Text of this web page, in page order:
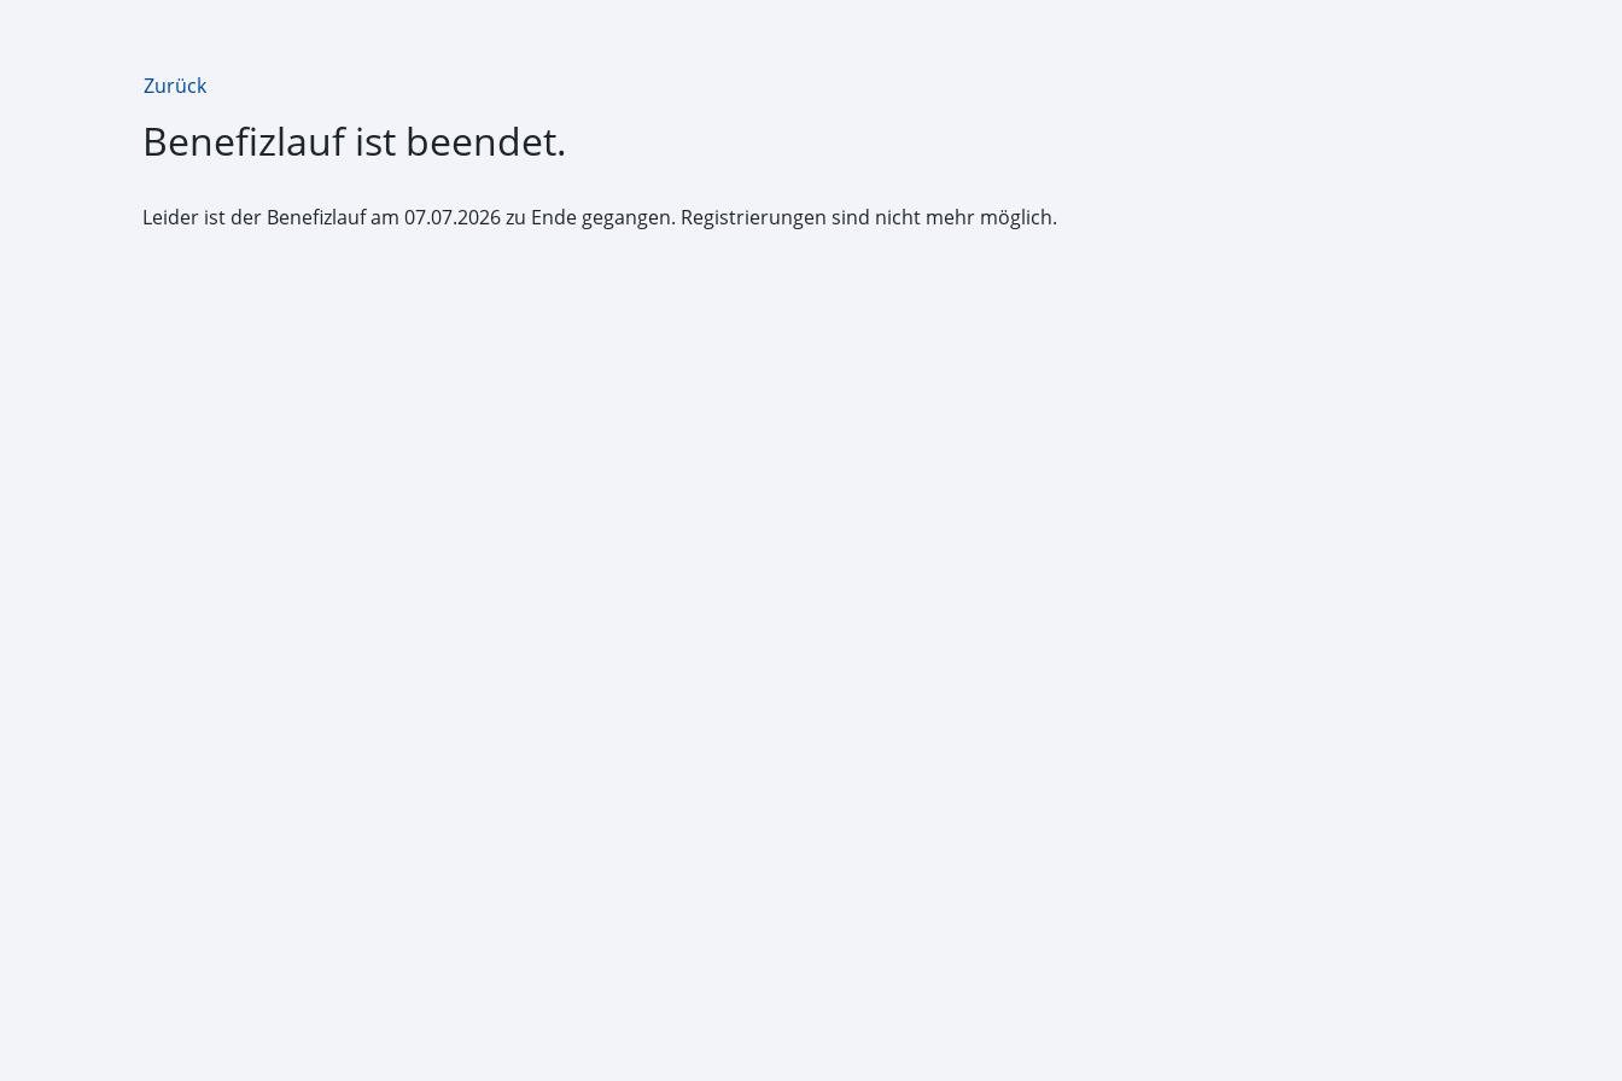
Zurück
Benefizlauf ist beendet.
Leider ist der Benefizlauf am 07.07.2026 zu Ende gegangen. Registrierungen sind nicht mehr möglich.